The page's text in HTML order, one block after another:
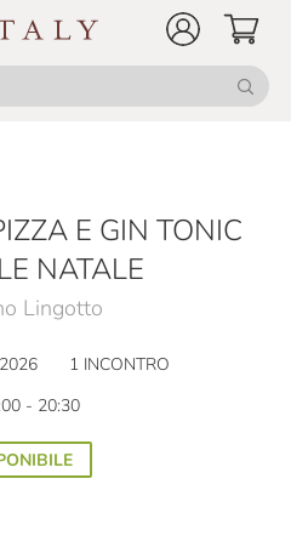
E GIN TONIC
NATALE
Lingotto
1 INCONTRO
- 20:30